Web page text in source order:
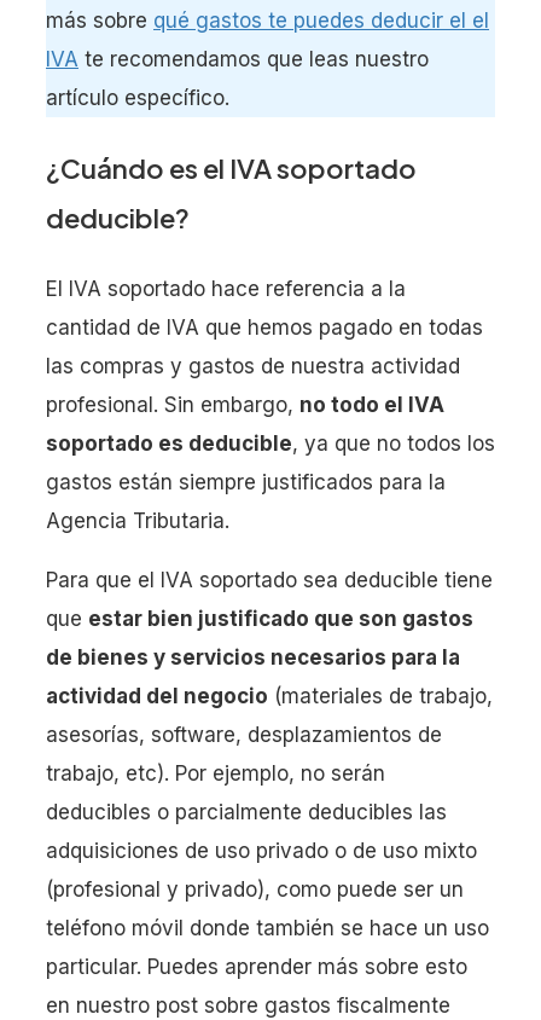
más sobre qué gastos te puedes deducir el el
IVA te recomendamos que leas nuestro
artículo específico.
¿Cuándo es el IVA soportado
deducible?
El IVA soportado hace referencia a la
cantidad de IVA que hemos pagado en todas
las compras y gastos de nuestra actividad
profesional. Sin embargo, no todo el IVA
soportado es deducible, ya que no todos los
gastos están siempre justificados para la
Agencia Tributaria.
Para que el IVA soportado sea deducible tiene
que estar bien justificado que son gastos
de bienes y servicios necesarios para la
actividad del negocio (materiales de trabajo,
asesorías, software, desplazamientos de
trabajo, etc). Por ejemplo, no serán
deducibles o parcialmente deducibles las
adquisiciones de uso privado o de uso mixto
(profesional y privado), como puede ser un
teléfono móvil donde también se hace un uso
particular. Puedes aprender más sobre esto
en nuestro post sobre gastos fiscalmente